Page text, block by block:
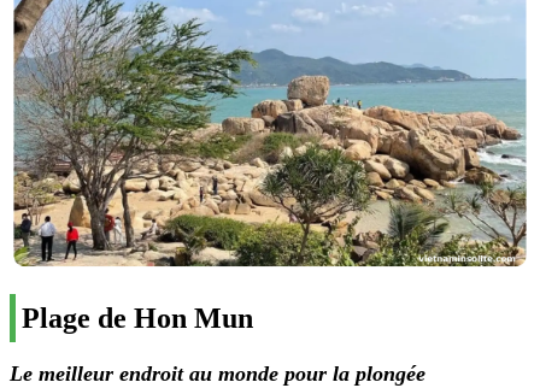
Plage de Hon Mun
Le meilleur endroit au monde pour la plongée